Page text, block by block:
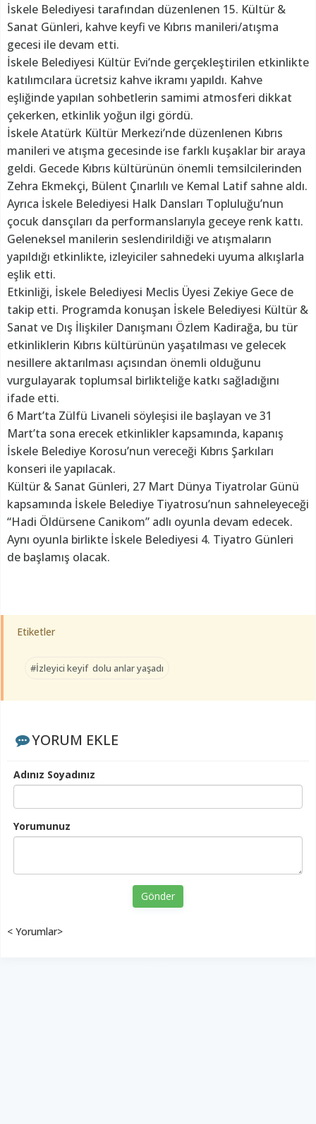
İskele Belediyesi tarafından düzenlenen 15. Kültür &
Sanat Günleri, kahve keyfi ve Kıbrıs manileri/atışma
gecesi ile devam etti.
İskele Belediyesi Kültür Evi’nde gerçekleştirilen etkinlikte
katılımcılara ücretsiz kahve ikramı yapıldı. Kahve
eşliğinde yapılan sohbetlerin samimi atmosferi dikkat
çekerken, etkinlik yoğun ilgi gördü.
İskele Atatürk Kültür Merkezi’nde düzenlenen Kıbrıs
manileri ve atışma gecesinde ise farklı kuşaklar bir araya
geldi. Gecede Kıbrıs kültürünün önemli temsilcilerinden
Zehra Ekmekçi, Bülent Çınarlılı ve Kemal Latif sahne aldı.
Ayrıca İskele Belediyesi Halk Dansları Topluluğu’nun
çocuk dansçıları da performanslarıyla geceye renk kattı.
Geleneksel manilerin seslendirildiği ve atışmaların
yapıldığı etkinlikte, izleyiciler sahnedeki uyuma alkışlarla
eşlik etti.
Etkinliği, İskele Belediyesi Meclis Üyesi Zekiye Gece de
takip etti. Programda konuşan İskele Belediyesi Kültür &
Sanat ve Dış İlişkiler Danışmanı Özlem Kadirağa, bu tür
etkinliklerin Kıbrıs kültürünün yaşatılması ve gelecek
nesillere aktarılması açısından önemli olduğunu
vurgulayarak toplumsal birlikteliğe katkı sağladığını
ifade etti.
6 Mart’ta Zülfü Livaneli söyleşisi ile başlayan ve 31
Mart’ta sona erecek etkinlikler kapsamında, kapanış
İskele Belediye Korosu’nun vereceği Kıbrıs Şarkıları
konseri ile yapılacak.
Kültür & Sanat Günleri, 27 Mart Dünya Tiyatrolar Günü
kapsamında İskele Belediye Tiyatrosu’nun sahneleyeceği
“Hadi Öldürsene Canikom” adlı oyunla devam edecek.
Aynı oyunla birlikte İskele Belediyesi 4. Tiyatro Günleri
de başlamış olacak.
Etiketler
#İzleyici keyif dolu anlar yaşadı
YORUM EKLE
Adınız Soyadınız
Yorumunuz
Gönder
< Yorumlar>